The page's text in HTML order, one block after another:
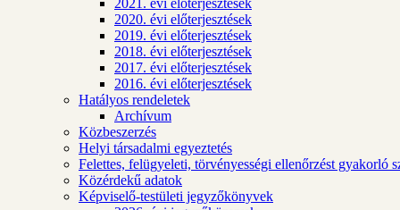
2021. évi előterjesztések
2020. évi előterjesztések
2019. évi előterjesztések
2018. évi előterjesztések
2017. évi előterjesztések
2016. évi előterjesztések
Hatályos rendeletek
Archívum
Közbeszerzés
Helyi társadalmi egyeztetés
Felettes, felügyeleti, törvényességi ellenőrzést gyakorló
Közérdekű adatok
Képviselő-testületi jegyzőkönyvek